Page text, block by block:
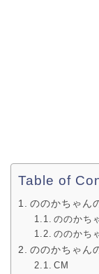
Table of
ののかちゃん
ののかち
ののかち
ののかちゃん
CM